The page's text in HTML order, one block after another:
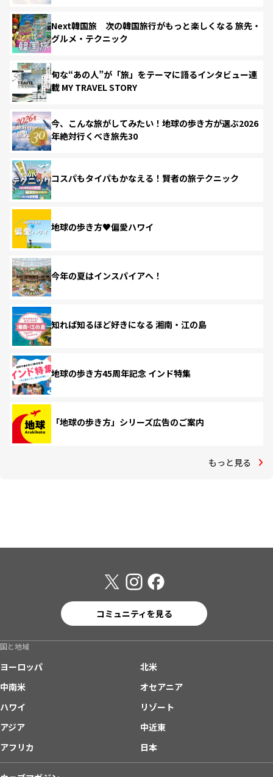
Next韓国旅 次の韓国旅行がもっと楽しくなる 旅先・
グルメ・テクニック
旬な“あの人”が「旅」をテーマに語るインタビュー連
載 MY TRAVEL STORY
今、こんな旅がしてみたい！地球の歩き方が選ぶ2026
年絶対行くべき旅先30
コスパもタイパもかなえる！賢者の旅テクニック
地球の歩き方♥偏愛ハワイ
今年の夏はインスパイアへ！
知れば知るほど好きになる 湘南・江の島
地球の歩き方45周年記念 インド特集
「地球の歩き方」シリーズ広告のご案内
もっと見る
コミュニティを見る
国と地域
ヨーロッパ
北米
中南米
オセアニア
ハワイ
リゾート
アジア
中近東
アフリカ
日本